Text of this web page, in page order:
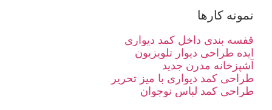
نمونه کارها
قفسه بندی داخل کمد دیواری
ایده طراحی دیوار تلویزیون
آشپزخانه مدرن جدید
طراحی کمد دیواری با میز تحریر
طراحی کمد لباس نوجوان